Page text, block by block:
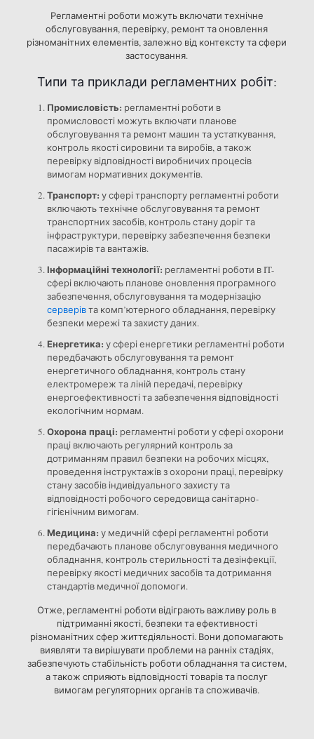
Регламентні роботи можуть включати технічне
обслуговування, перевірку, ремонт та оновлення
різноманітних елементів, залежно від контексту та сфери
застосування.
Типи та приклади регламентних робіт:
Промисловість: регламентні роботи в
промисловості можуть включати планове
обслуговування та ремонт машин та устаткування,
контроль якості сировини та виробів, а також
перевірку відповідності виробничих процесів
вимогам нормативних документів.
Транспорт: у сфері транспорту регламентні роботи
включають технічне обслуговування та ремонт
транспортних засобів, контроль стану доріг та
інфраструктури, перевірку забезпечення безпеки
пасажирів та вантажів.
Інформаційні технології: регламентні роботи в IT-
сфері включають планове оновлення програмного
забезпечення, обслуговування та модернізацію
серверівта комп’ютерного обладнання, перевірку
безпеки мережі та захисту даних.
Енергетика: у сфері енергетики регламентні роботи
передбачають обслуговування та ремонт
енергетичного обладнання, контроль стану
електромереж та ліній передачі, перевірку
енергоефективності та забезпечення відповідності
екологічним нормам.
Охорона праці: регламентні роботи у сфері охорони
праці включають регулярний контроль за
дотриманням правил безпеки на робочих місцях,
проведення інструктажів з охорони праці, перевірку
стану засобів індивідуального захисту та
відповідності робочого середовища санітарно-
гігієнічним вимогам.
Медицина: у медичній сфері регламентні роботи
передбачають планове обслуговування медичного
обладнання, контроль стерильності та дезінфекції,
перевірку якості медичних засобів та дотримання
стандартів медичної допомоги.
Отже, регламентні роботи відіграють важливу роль в
підтриманні якості, безпеки та ефективності
різноманітних сфер життєдіяльності. Вони допомагають
виявляти та вирішувати проблеми на ранніх стадіях,
забезпечують стабільність роботи обладнання та систем,
а також сприяють відповідності товарів та послуг
вимогам регуляторних органів та споживачів.